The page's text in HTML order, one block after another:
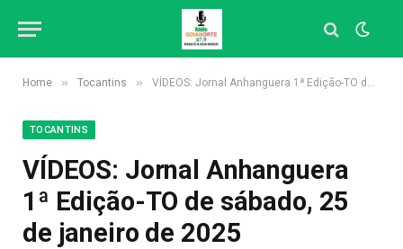
Home » Tocantins » VÍDEOS: Jornal Anhanguera 1ª Edição-TO de sábado, 25 de janeiro de 2025
TOCANTINS
VÍDEOS: Jornal Anhanguera
1ª Edição-TO de sábado, 25
de janeiro de 2025